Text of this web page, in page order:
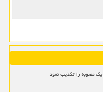
یک مصوبه را تکذیب نمود